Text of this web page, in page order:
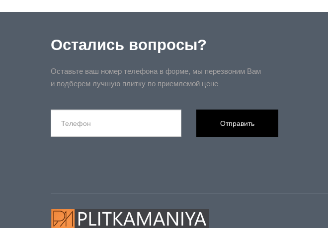
Остались вопросы?
Оставьте ваш номер телефона в форме, мы перезвоним Вам
и подберем лучшую плитку по приемлемой цене
Отправить